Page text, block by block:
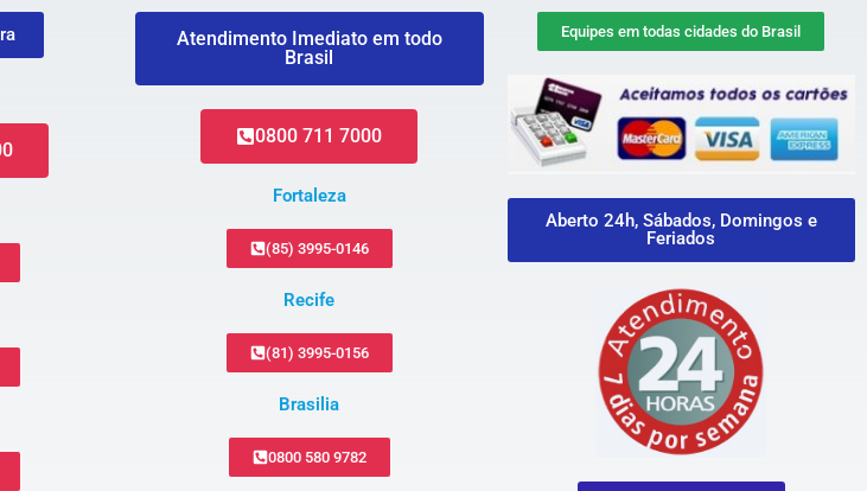
Atendimento Imediato em todo
Brasil
0800 711 7000
Fortaleza
(85) 3995-0146
Recife
(81) 3995-0156
Brasilia
0800 580 9782
Equipes em todas cidades do Brasil
Aberto 24h, Sábados, Domingos e
Feriados